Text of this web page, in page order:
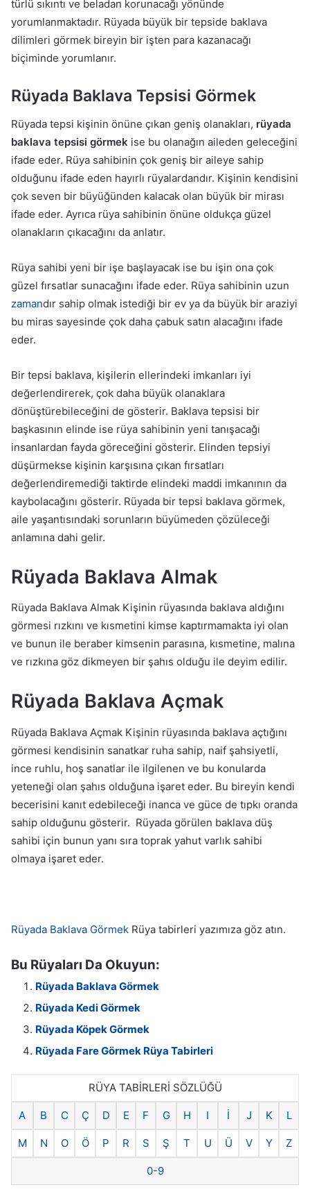
türlü sıkıntı ve beladan korunacağı yönünde
yorumlanmaktadır. Rüyada büyük bir tepside baklava
dilimleri görmek bireyin bir işten para kazanacağı
biçiminde yorumlanır.
Rüyada Baklava Tepsisi Görmek
Rüyada tepsi kişinin önüne çıkan geniş olanakları, rüyada
baklava tepsisi görmek ise bu olanağın aileden geleceğini
ifade eder. Rüya sahibinin çok geniş bir aileye sahip
olduğunu ifade eden hayırlı rüyalardandır. Kişinin kendisini
çok seven bir büyüğünden kalacak olan büyük bir mirası
ifade eder. Ayrıca rüya sahibinin önüne oldukça güzel
olanakların çıkacağını da anlatır.
Rüya sahibi yeni bir işe başlayacak ise bu işin ona çok
güzel fırsatlar sunacağını ifade eder. Rüya sahibinin uzun
zamandır sahip olmak istediği bir ev ya da büyük bir araziyi
bu miras sayesinde çok daha çabuk satın alacağını ifade
eder.
Bir tepsi baklava, kişilerin ellerindeki imkanları iyi
değerlendirerek, çok daha büyük olanaklara
dönüştürebileceğini de gösterir. Baklava tepsisi bir
başkasının elinde ise rüya sahibinin yeni tanışacağı
insanlardan fayda göreceğini gösterir. Elinden tepsiyi
düşürmekse kişinin karşısına çıkan fırsatları
değerlendiremediği taktirde elindeki maddi imkanının da
kaybolacağını gösterir. Rüyada bir tepsi baklava görmek,
aile yaşantısındaki sorunların büyümeden çözüleceği
anlamına dahi gelir.
Rüyada Baklava Almak
Rüyada Baklava Almak Kişinin rüyasında baklava aldığını
görmesi rızkını ve kısmetini kimse kaptırmamakta iyi olan
ve bunun ile beraber kimsenin parasına, kısmetine, malına
ve rızkına göz dikmeyen bir şahıs olduğu ile deyim edilir.
Rüyada Baklava Açmak
Rüyada Baklava Açmak Kişinin rüyasında baklava açtığını
görmesi kendisinin sanatkar ruha sahip, naif şahsiyetli,
ince ruhlu, hoş sanatlar ile ilgilenen ve bu konularda
yeteneği olan şahıs olduğuna işaret eder. Bu bireyin kendi
becerisini kanıt edebileceği inanca ve güce de tıpkı oranda
sahip olduğunu gösterir. Rüyada görülen baklava düş
sahibi için bunun yanı sıra toprak yahut varlık sahibi
olmaya işaret eder.
Rüyada Baklava Görmek Rüya tabirleri yazımıza göz atın.
Bu Rüyaları Da Okuyun:
Rüyada Baklava Görmek
Rüyada Kedi Görmek
Rüyada Köpek Görmek
Rüyada Fare Görmek Rüya Tabirleri
RÜYA TABİRLERİ SÖZLÜĞÜ
A B C Ç D E F G H I İ J K L
M N O Ö P R S Ş T U Ü V Y Z
0-9